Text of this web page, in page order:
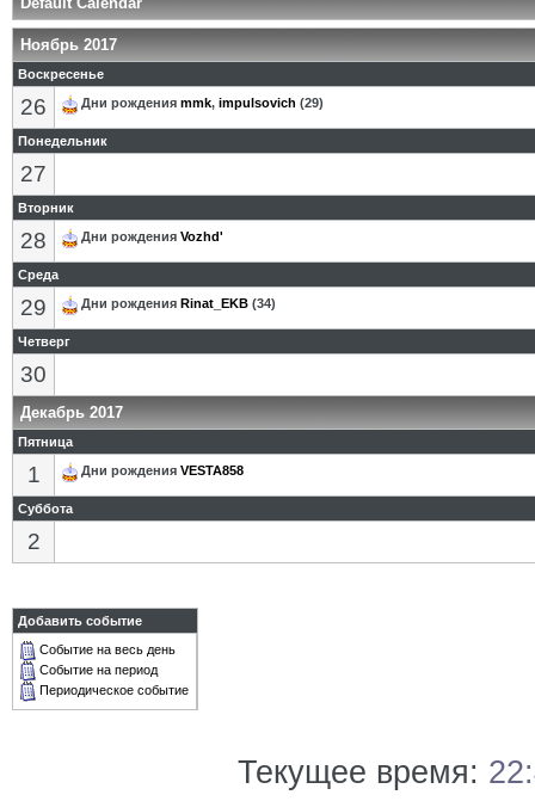
Ноябрь 2017
Воскресенье
26 Дни рождения mmk, impulsovich (29)
Понедельник
27
Вторник
28 Дни рождения Vozhd'
Среда
29 Дни рождения Rinat_EKB (34)
Четверг
30
Декабрь 2017
Пятница
1 Дни рождения VESTA858
Суббота
2
Добавить событие
Событие на весь день
Событие на период
Периодическое событие
Текущее время: